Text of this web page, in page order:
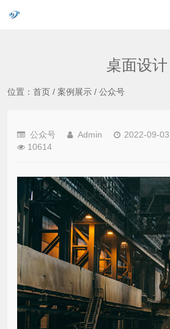
桌面设计
位置： 首页 / 案例展示 / 公众号
公众号 Admin
2022-09-
10614